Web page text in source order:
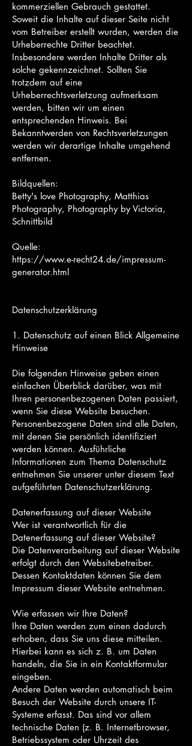
kommerziellen Gebrauch gestattet.
Soweit die Inhalte auf dieser Seite nicht
vom Betreiber erstellt wurden, werden die
Urheberrechte Dritter beachtet.
Insbesondere werden Inhalte Dritter als
solche gekennzeichnet. Sollten Sie
trotzdem auf eine
Urheberrechtsverletzung aufmerksam
werden, bitten wir um einen
entsprechenden Hinweis. Bei
Bekanntwerden von Rechtsverletzungen
werden wir derartige Inhalte umgehend
entfernen.
Bildquellen:
Betty's love Photography, Matthias
Photography, Photography by Victoria,
Schnittbild
Quelle:
https://www.e-recht24.de/impressum-
generator.html
Datenschutzerklärung
1. Datenschutz auf einen Blick Allgemeine
Hinweise
Die folgenden Hinweise geben einen
einfachen Überblick darüber, was mit
Ihren personenbezogenen Daten passiert,
wenn Sie diese Website besuchen.
Personenbezogene Daten sind alle Daten,
mit denen Sie persönlich identifiziert
werden können. Ausführliche
Informationen zum Thema Datenschutz
entnehmen Sie unserer unter diesem Text
aufgeführten Datenschutzerklärung.
Datenerfassung auf dieser Website
Wer ist verantwortlich für die
Datenerfassung auf dieser Website?
Die Datenverarbeitung auf dieser Website
erfolgt durch den Websitebetreiber.
Dessen Kontaktdaten können Sie dem
Impressum dieser Website entnehmen.
Wie erfassen wir Ihre Daten?
Ihre Daten werden zum einen dadurch
erhoben, dass Sie uns diese mitteilen.
Hierbei kann es sich z. B. um Daten
handeln, die Sie in ein Kontaktformular
eingeben.
Andere Daten werden automatisch beim
Besuch der Website durch unsere IT-
Systeme erfasst. Das sind vor allem
technische Daten (z. B. Internetbrowser,
Betriebssystem oder Uhrzeit des